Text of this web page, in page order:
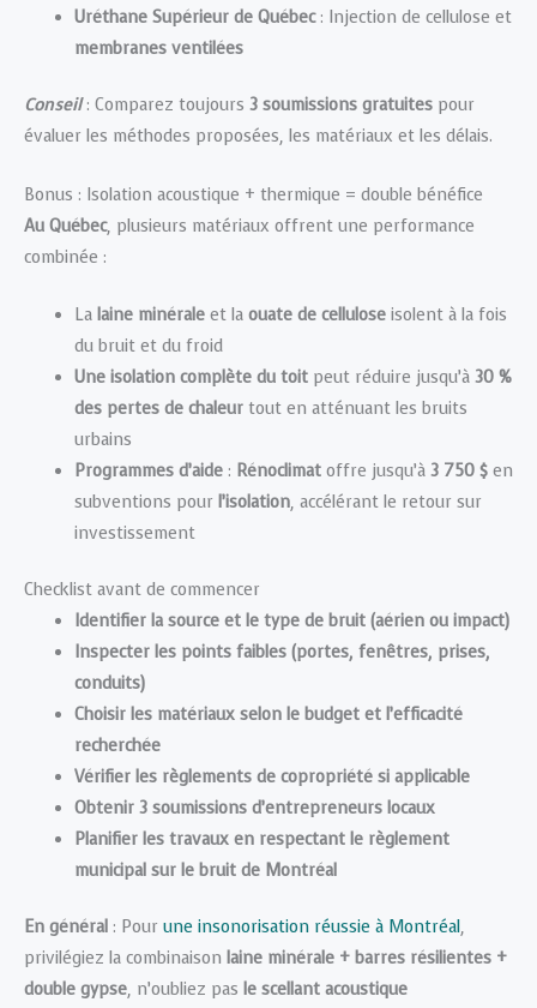
Uréthane Supérieur de Québec: Injection de cellulose et
membranes ventilées
Conseil: Comparez toujours 3 soumissions gratuites pour
évaluer les méthodes proposées, les matériaux et les délais.
Bonus : Isolation acoustique + thermique = double bénéfice
Au Québec, plusieurs matériaux offrent une performance
combinée :
La laine minérale et la ouate de cellulose isolent à la fois
du bruit et du froid
Une isolation complète du toit peut réduire jusqu’à 30 %
des pertes de chaleur tout en atténuant les bruits
urbains
Programmes d’aide : Rénoclimat offre jusqu’à 3 750 $ en
subventions pour l’isolation, accélérant le retour sur
investissement
Checklist avant de commencer
Identifier la source et le type de bruit (aérien ou impact)
Inspecter les points faibles (portes, fenêtres, prises,
conduits)
Choisir les matériaux selon le budget et l’efficacité
recherchée
Vérifier les règlements de copropriété si applicable
Obtenir 3 soumissions d’entrepreneurs locaux
Planifier les travaux en respectant le règlement
municipal sur le bruit de Montréal
En général : Pour une insonorisation réussie à Montréal,
privilégiez la combinaison laine minérale + barres résilientes +
double gypse, n’oubliez pas le scellant acoustique